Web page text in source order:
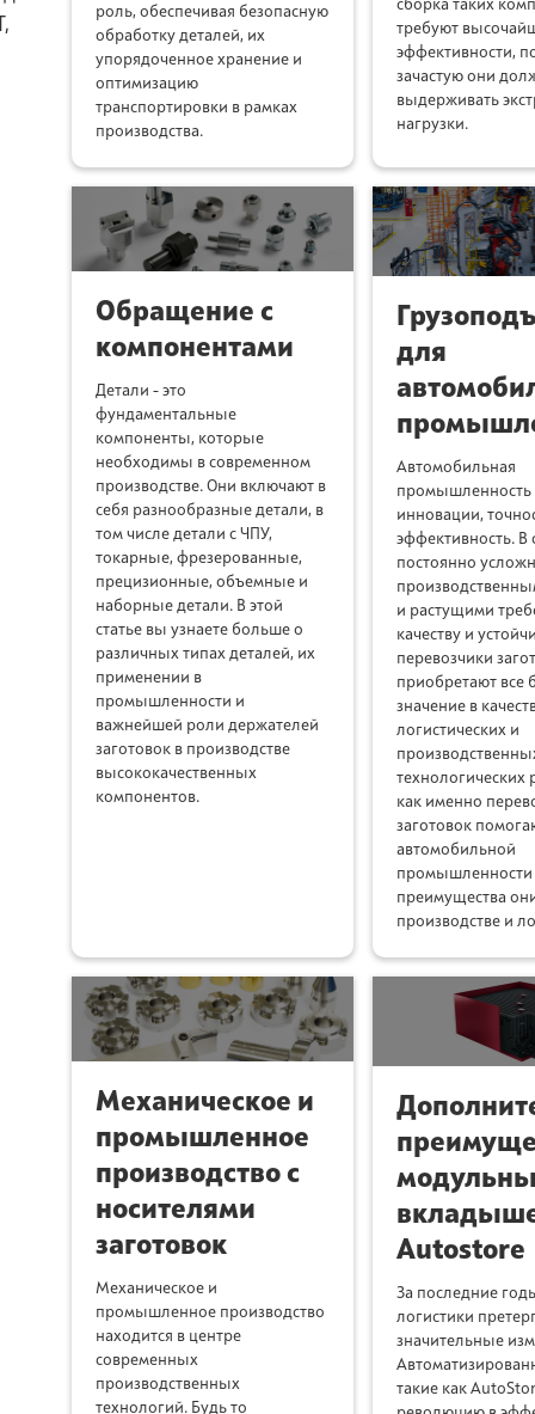
роль, обеспечивая безопасную
обработку деталей, их
упорядоченное хранение и
оптимизацию
транспортировки в рамках
производства.
сборка таких
требуют
эффективности,
зачастую они
выдерживать
нагрузки.
Обращение с
компонентами
Детали - это
фундаментальные
компоненты, которые
необходимы в современном
производстве. Они включают в
себя разнообразные детали, в
том числе детали с ЧПУ,
токарные, фрезерованные,
прецизионные, объемные и
наборные детали. В этой
статье вы узнаете больше о
различных типах деталей, их
применении в
промышленности и
важнейшей роли держателей
заготовок в производстве
высококачественных
компонентов.
для
Автомобильная
промышленность
инновации,
эффективность. В
постоянно
и растущими
качеству и
перевозчики
приобретают все
значение в
логистических и
технологических
как именно
заготовок
автомобильной
промышленности
преимущества
производстве и
Механическое и
промышленное
производство с
носителями
заготовок
Механическое и
промышленное производство
находится в центре
современных
производственных
технологий. Будь то
Autostore
За последние
логистики
значительные
такие как